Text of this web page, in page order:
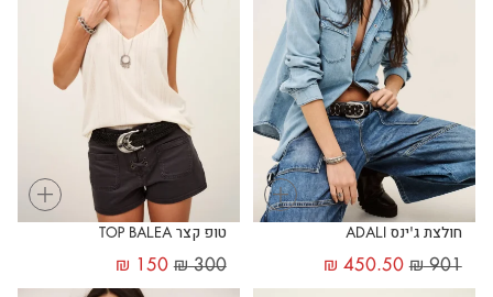
+
חולצת ג'ינס ADALI
₪901
₪ 450.50
+
טופ קצר TOP BALEA
₪300
₪ 150